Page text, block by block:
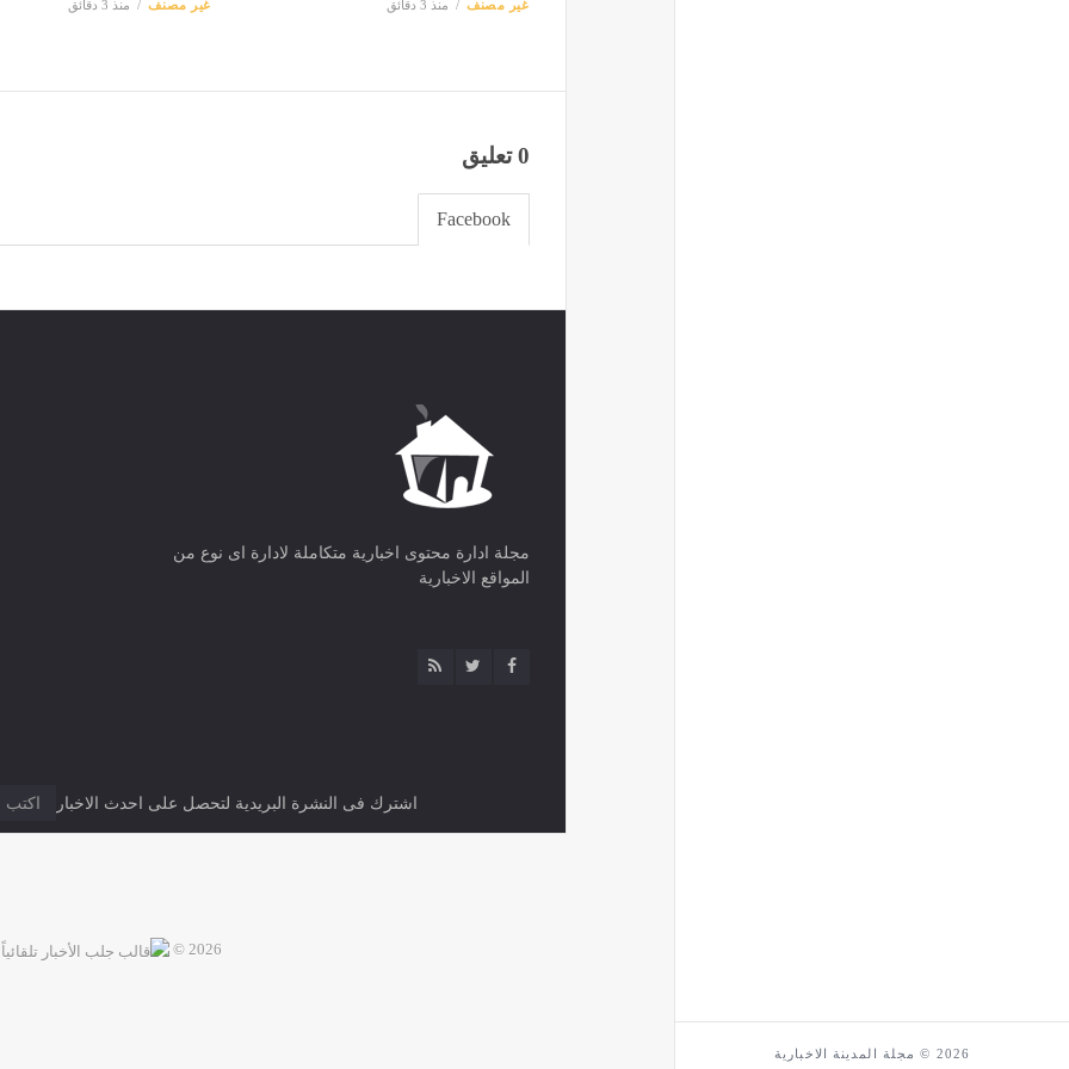
2026 © مجلة المدينة الاخبارية
غير مصنف منذ 3 دقائق غير مصنف منذ 3 دقائق
0 تعليق
Facebook
مجلة ادارة محتوى اخبارية متكاملة لادارة اى نوع من
المواقع الاخبارية
اشترك فى النشرة البريدية لتحصل على احدث الاخبار
2026 ©